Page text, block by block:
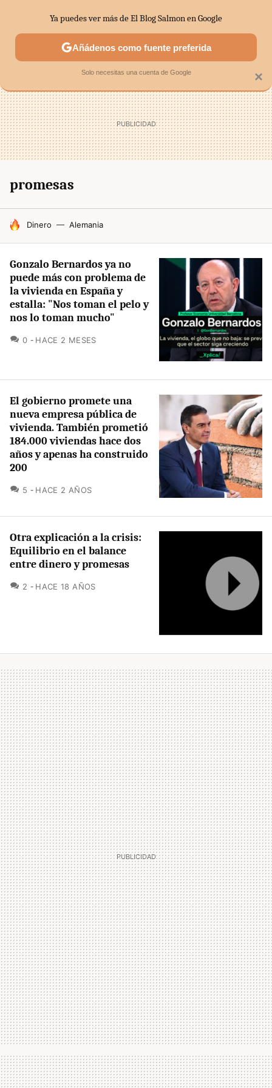
SECTORES ECONOMÍA DOMÉSTICA MERCADOS
promesas
HOY SE HABLA DE
Dinero Alemania
Gonzalo Bernardos ya no
puede más con problema de
la vivienda en España y
estalla: "Nos toman el pelo y
nos lo toman mucho"
0 COMENTARIOS
HACE 2 MESES
El gobierno promete una
nueva empresa pública de
vivienda. También prometió
184.000 viviendas hace dos
años y apenas ha construido
200
5 COMENTARIOS
HACE 2 AÑOS
Otra explicación a la crisis:
Equilibrio en el balance
entre dinero y promesas
2 COMENTARIOS
HACE 18 AÑOS
×
Ya puedes ver más de El Blog Salmon en Google
Añádenos como fuente preferida
Solo necesitas una cuenta de Google